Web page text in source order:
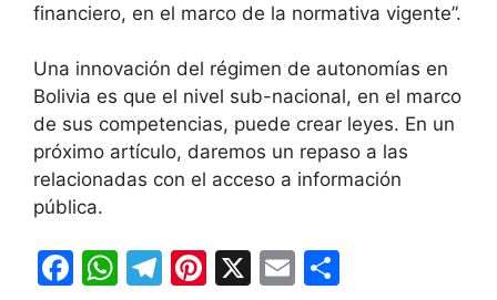
financiero, en el marco de la normativa vigente”.
Una innovación del régimen de autonomías en
Bolivia es que el nivel sub-nacional, en el marco
de sus competencias, puede crear leyes. En un
próximo artículo, daremos un repaso a las
relacionadas con el acceso a información
pública.
F
W T
Pi X
E